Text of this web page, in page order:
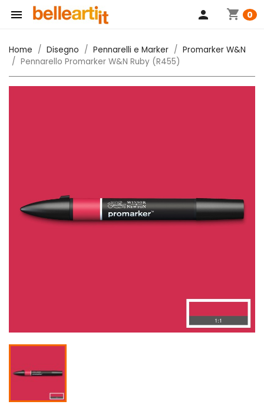
 shopping_cart 0
person
Home Disegno Pennarelli e Marker
Promarker W&N
Pennarello Promarker W&N Ruby (R455)